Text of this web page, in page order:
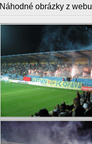
Náhodné obrázky z webu